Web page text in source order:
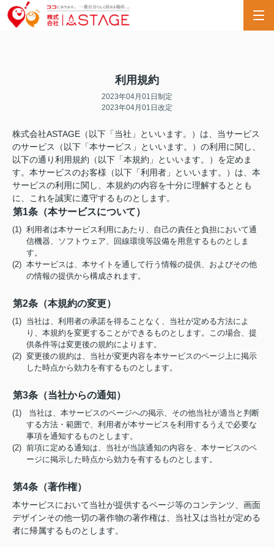
利用規約
2023年04月01日制定
2023年04月01日改定
株式会社ASTAGE（以下「当社」といいます。）は、当サービス
のサービス（以下「本サービス」といいます。）の利用に関し、
以下の通り利用規約（以下「本規約」といいます。）を定めま
す。本サービスのお客様（以下「利用者」といいます。）は、本
サービスの利用に関し、本規約の内容を十分に理解するととも
に、これを誠実に遵守するものとします。
第1条（本サービスについて）
(1) 利用者は本サービス利用にあたり、自己の責任と負担において通
信機器、ソフトウェア、回線環境等設備を用意するものとしま
す。
(2) 本サービスは、本サイトを通して行う情報の提供、およびその他
の情報の提供から構成されます。
第2条（本規約の変更）
(1) 当社は、利用者の承諾を得ることなく、当社が定める方法によ
り、本規約を変更することができるものとします。この場合、提
供条件等は変更後の規約によります。
(2) 変更後の規約は、当社が変更内容を本サービスのページ上に掲示
した時点から効力を有するものとします。
第3条（当社からの通知）
(1) 当社は、本サービスのページへの掲示、その他当社が適当と判断
する方法・範囲で、利用者が本サービスを利用するうえで必要な
事項を通知するものとします。
(2) 前項に定める通知は、当社が当該通知の内容を、本サービスのペ
ージに掲示した時点から効力を有するものとします。
第4条（著作権）
本サービスにおいて当社が提供するページ等のコンテンツ、画面
デザインその他一切の著作物の著作権は、当社又は当社が定める
者に帰属するものとします。